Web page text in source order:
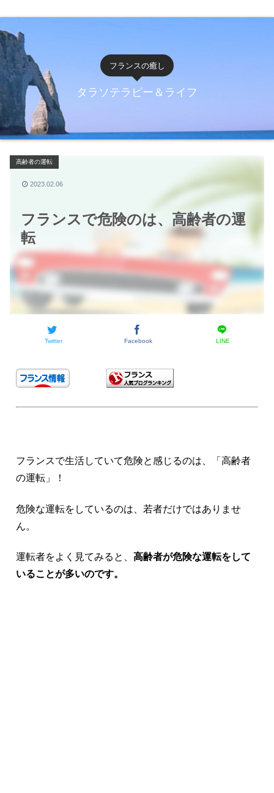
フランスの癒し
タラソテラピー＆ライフ
フランスで危険のは、高齢者の運
転
高齢者の運転
Twitter Facebook LINE
2023.02.06
フランスで生活していて危険と感じるのは、「高齢者
の運転」！
危険な運転をしているのは、若者だけではありませ
ん。
運転者をよく見てみると、 高齢者が危険な運転をして
いることが多いのです。